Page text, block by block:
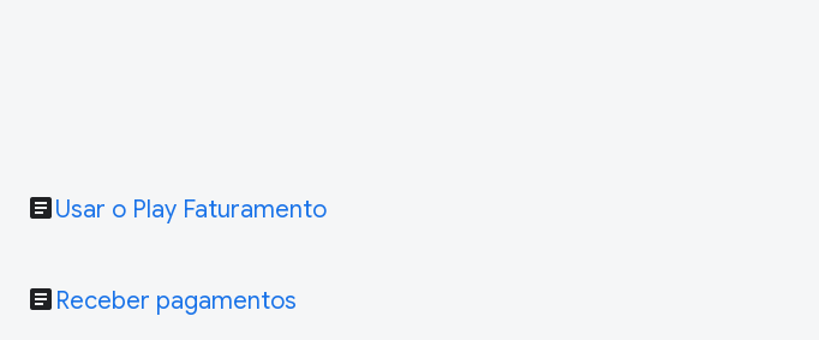
articleUsar o Play Faturamento
article Receber pagamentos